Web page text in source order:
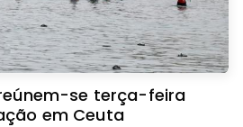
se terça-feira
em Ceuta